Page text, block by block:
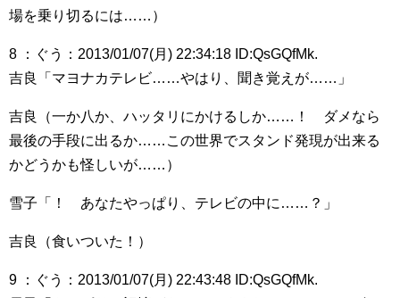
場を乗り切るには……）
8 ：ぐう：2013/01/07(月) 22:34:18 ID:QsGQfMk.
吉良「マヨナカテレビ……やはり、聞き覚えが……」
吉良（一か八か、ハッタリにかけるしか……！ ダメなら
最後の手段に出るか……この世界でスタンド発現が出来る
かどうかも怪しいが……）
雪子「！ あなたやっぱり、テレビの中に……？」
吉良（食いついた！）
9 ：ぐう：2013/01/07(月) 22:43:48 ID:QsGQfMk.